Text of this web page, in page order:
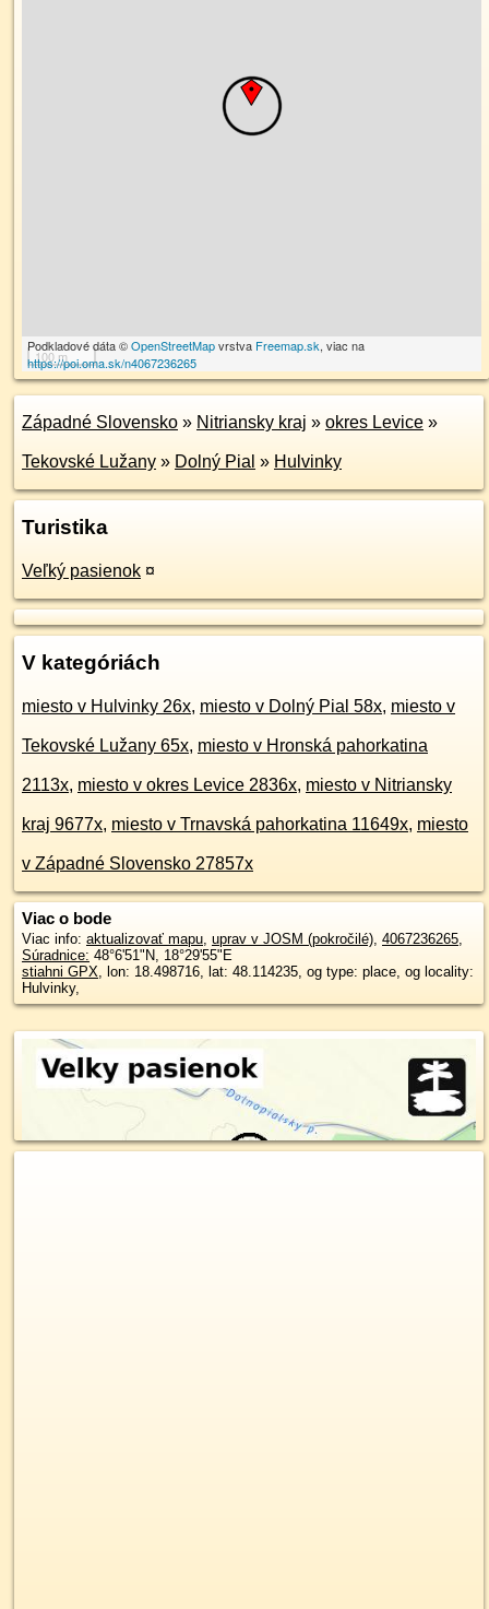
100 m
Podkladové dáta ©OpenStreetMapvrstva Freemap.sk, viac na
https://poi.oma.sk/n4067236265
Západné Slovensko » Nitriansky kraj » okres Levice »
Tekovské Lužany » Dolný Pial » Hulvinky
Turistika
Veľký pasienok ¤
V kategóriách
miesto v Hulvinky 26x, miesto v Dolný Pial 58x, miesto v
Tekovské Lužany 65x, miesto v Hronská pahorkatina
2113x, miesto v okres Levice 2836x, miesto v Nitriansky
kraj 9677x, miesto v Trnavská pahorkatina 11649x, miesto
v Západné Slovensko 27857x
Viac o bode
Viac info: aktualizovať mapu, uprav v JOSM (pokročilé), 4067236265,
Súradnice: 48°6'51"N, 18°29'55"E
stiahni GPX, lon: 18.498716, lat: 48.114235, og type: place, og locality:
Hulvinky,